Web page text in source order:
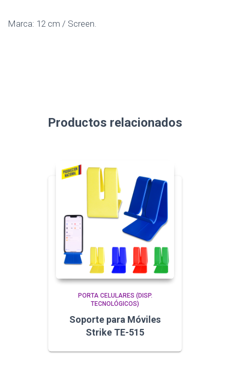
Marca: 12 cm / Screen.
Productos relacionados
PORTA CELULARES (DISP.
TECNOLÓGICOS)
Soporte para Móviles
Strike TE-515